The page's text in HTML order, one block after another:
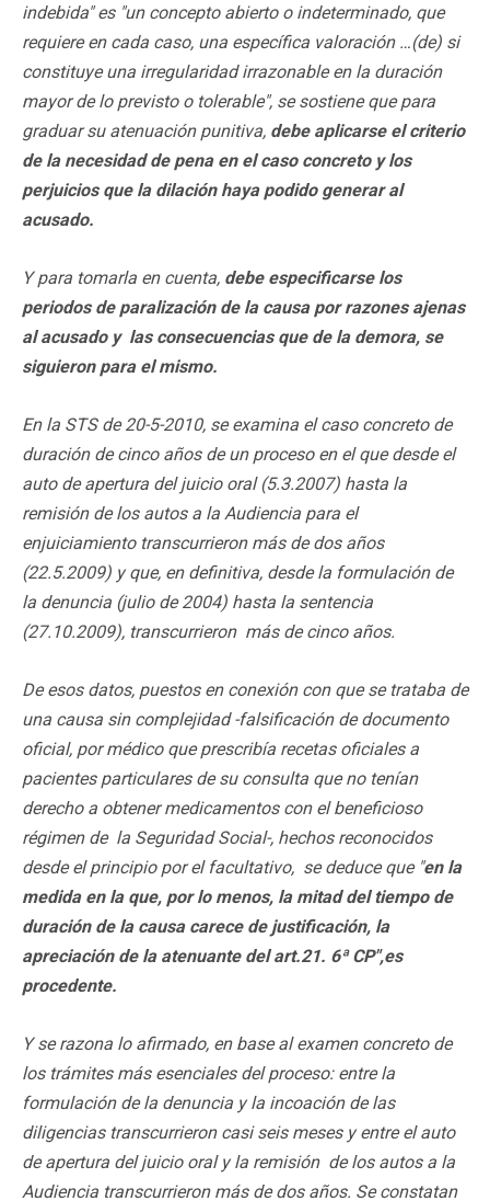
indebida" es "un concepto abierto o indeterminado, que
requiere en cada caso, una específica valoración …(de) si
constituye una irregularidad irrazonable en la duración
mayor de lo previsto o tolerable", se sostiene que para
graduar su atenuación punitiva, debe aplicarse el criterio
de la necesidad de pena en el caso concreto y los
perjuicios que la dilación haya podido generar al
acusado.
Y para tomarla en cuenta, debe especificarse los
periodos de paralización de la causa por razones ajenas
al acusado y las consecuencias que de la demora, se
siguieron para el mismo.
En la STS de 20-5-2010, se examina el caso concreto de
duración de cinco años de un proceso en el que desde el
auto de apertura del juicio oral (5.3.2007) hasta la
remisión de los autos a la Audiencia para el
enjuiciamiento transcurrieron más de dos años
(22.5.2009) y que, en definitiva, desde la formulación de
la denuncia (julio de 2004) hasta la sentencia
(27.10.2009), transcurrieron más de cinco años.
De esos datos, puestos en conexión con que se trataba de
una causa sin complejidad -falsificación de documento
oficial, por médico que prescribía recetas oficiales a
pacientes particulares de su consulta que no tenían
derecho a obtener medicamentos con el beneficioso
régimen de la Seguridad Social-, hechos reconocidos
desde el principio por el facultativo, se deduce que "en la
medida en la que, por lo menos, la mitad del tiempo de
duración de la causa carece de justificación, la
apreciación de la atenuante del art.21. 6ª CP",es
procedente.
Y se razona lo afirmado, en base al examen concreto de
los trámites más esenciales del proceso: entre la
formulación de la denuncia y la incoación de las
diligencias transcurrieron casi seis meses y entre el auto
de apertura del juicio oral y la remisión de los autos a la
Audiencia transcurrieron más de dos años. Se constatan